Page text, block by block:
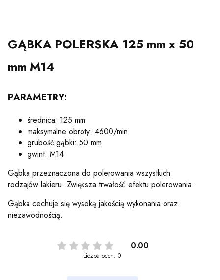
GĄBKA POLERSKA 125 mm x 50
mm M14
PARAMETRY:
średnica: 125 mm
maksymalne obroty: 4600/min
grubość gąbki: 50 mm
gwint: M14
Gąbka przeznaczona do polerowania wszystkich
rodzajów lakieru. Zwiększa trwałość efektu polerowania.
Gąbka cechuje się wysoką jakością wykonania oraz
niezawodnością.
0.00
Liczba ocen: 0